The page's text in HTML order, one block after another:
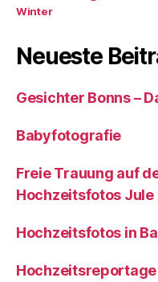
Winter
Neueste
Gesichter Bonns –
Babyfotografie
Freie Trauung auf
Hochzeitsfotos Jule
Hochzeitsfotos in